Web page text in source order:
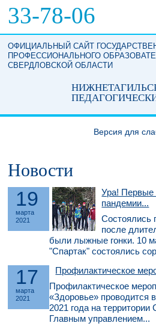
33-78-06
ОФИЦИАЛЬНЫЙ САЙТ
ПРОФЕССИОНАЛЬНОГО
СВЕРДЛОВСКОЙ ОБЛАСТИ
Версия для
Новости
19
марта
2021
Ура! Первые
пандемии...
Состоялись
после
были лыжные гонки. 10
"Спартак" состоялись
17
марта
2021
Профилактическое
Профилактическое
«Здоровье» проводится
2021 года на
Главным управлением...